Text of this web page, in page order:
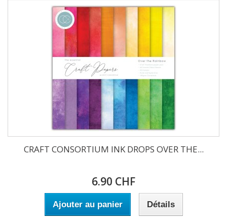
CRAFT CONSORTIUM INK DROPS OVER THE...
6.90 CHF
Ajouter au panier Détails